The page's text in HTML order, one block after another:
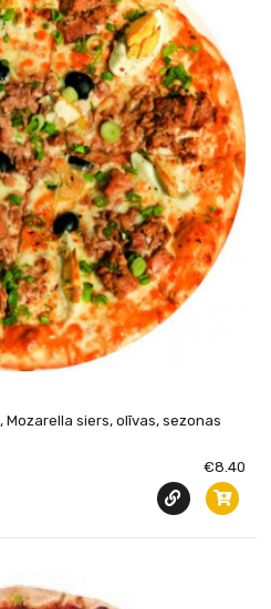
siers, olīvas, sezonas
€8.40